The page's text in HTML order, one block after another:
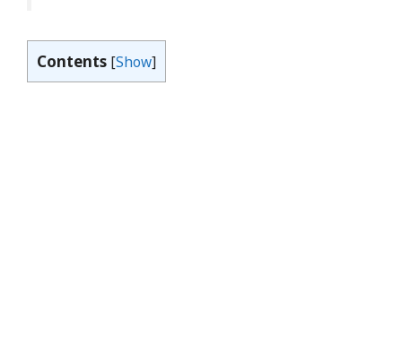
Contents [Show]